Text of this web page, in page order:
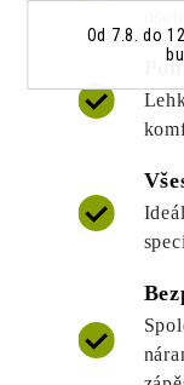
Od 7.8. do